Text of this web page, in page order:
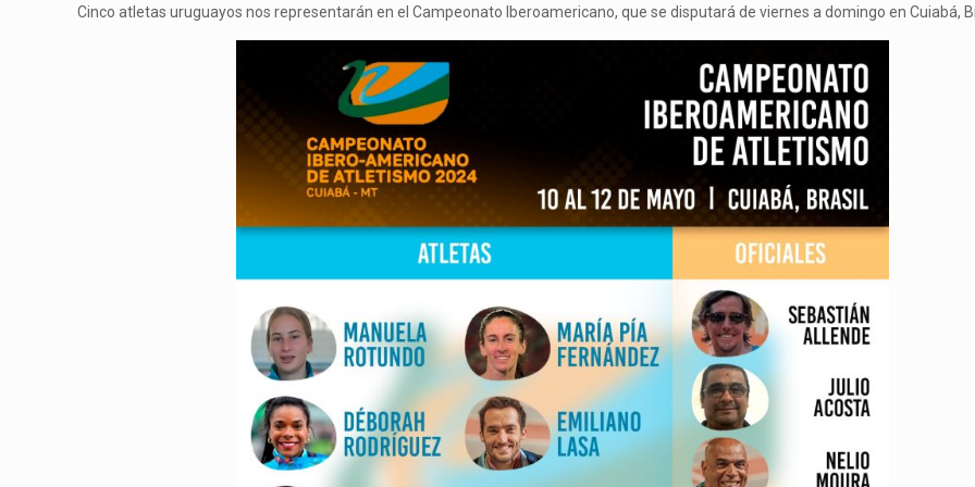
Cinco atletas uruguayos nos representarán en el Campeonato Iberoamericano, que se disputará de viernes a domingo en Cuiabá,